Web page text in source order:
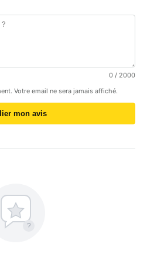
0 / 2000
Votre email ne sera jamais affiché.
mon avis
?